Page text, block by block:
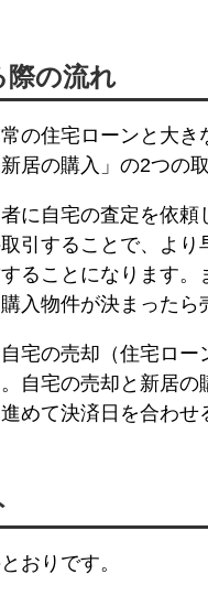
際の流れ
の住宅ローンと大き
居の購入」の2つの
に自宅の査定を依
引することで、より
ることになります
入物件が決まったら
宅の売却（住宅ロ
自宅の売却と新居
めて決済日を合わせ
おりです。